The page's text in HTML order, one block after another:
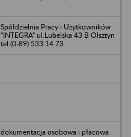
Spółdzielnia Pracy i Użytkowników
"INTEGRA" ul.Lubelska 43 B Olsztyn
tel.(0-89) 533 14 73
dokumentacja osobowa i płacowa